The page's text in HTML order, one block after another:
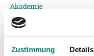
Zustimmung Details
Akademie
Allgemeine News
Damen
Junge Wikinger Ried